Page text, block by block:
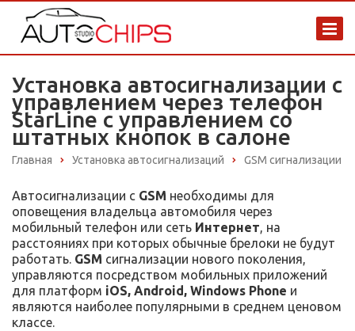
Установка автосигнализации с
управлением через телефон
StarLine с управлением со
штатных кнопок в салоне
Главная Установка автосигнализаций GSM сигнализации
Автосигнализации с GSM необходимы для
оповещения владельца автомобиля через
мобильный телефон или сеть Интернет, на
расстояниях при которых обычные брелоки не будут
работать. GSM сигнализации нового поколения,
управляются посредством мобильных приложений
для платформ iOS, Android, Windows Phone и
являются наиболее популярными в среднем ценовом
классе.